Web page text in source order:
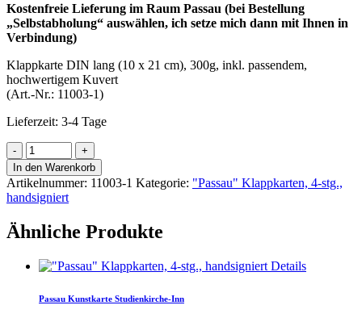
Kostenfreie Lieferung im Raum Passau (bei Bestellung
„Selbstabholung“ auswählen, ich setze mich dann mit Ihnen in
Verbindung)
Klappkarte DIN lang (10 x 21 cm), 300g, inkl. passendem,
hochwertigem Kuvert
(Art.-Nr.: 11003-1)
Lieferzeit: 3-4 Tage
In den Warenkorb
Artikelnummer: 11003-1 Kategorie: "Passau" Klappkarten, 4-stg.,
handsigniert
Ähnliche Produkte
Details
Passau Kunstkarte Studienkirche-Inn